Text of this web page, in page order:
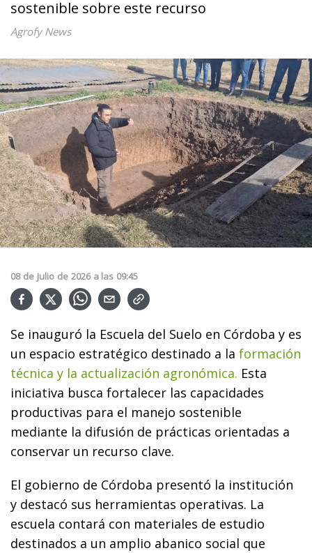
sostenible sobre este recurso
Agrofy News
08 de Julio de 2026 a las 09:45
Se inauguró la Escuela del Suelo en Córdoba y es
un espacio estratégico destinado a la formación
técnica y la actualización agronómica. Esta
iniciativa busca fortalecer las capacidades
productivas para el manejo sostenible
mediante la difusión de prácticas orientadas a
conservar un recurso clave.
El gobierno de Córdoba presentó la institución
y destacó sus herramientas operativas. La
escuela contará con materiales de estudio
destinados a un amplio abanico social que